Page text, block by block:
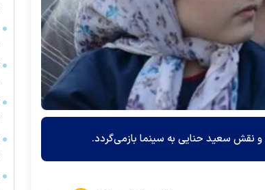
و نقش سعید حنایی به سینما بازمی‌گردد.